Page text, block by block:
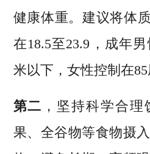
健康体重。建议将体
在18.5至23.9，成年
米以下，女性控制在85
第二 ，坚持科学合
果、全谷物等食物摄